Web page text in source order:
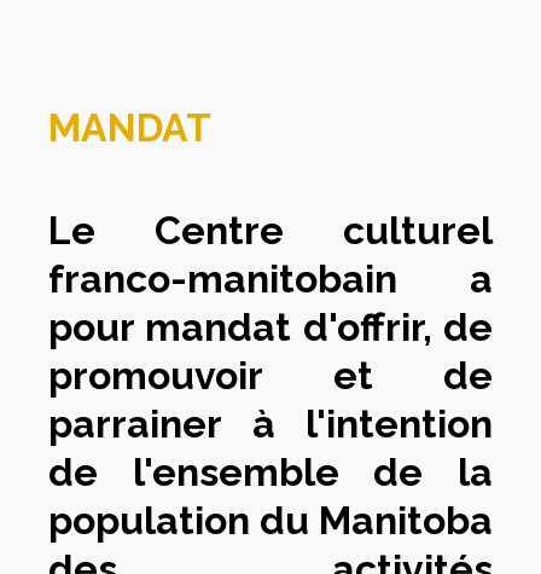
MANDAT
Le Centre culturel
franco-manitobain a
pour mandat d'offrir, de
promouvoir et de
parrainer à l'intention
de l'ensemble de la
population du Manitoba